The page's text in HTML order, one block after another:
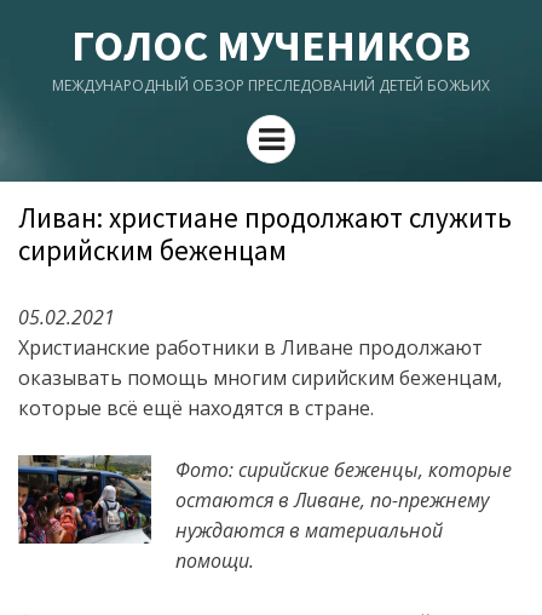
ГОЛОС МУЧЕНИКОВ
МЕЖДУНАРОДНЫЙ ОБЗОР ПРЕСЛЕДОВАНИЙ ДЕТЕЙ БОЖЬИХ
Menu
Ливан: христиане продолжают служить
сирийским беженцам
05.02.2021
Христианские работники в Ливане продолжают
оказывать помощь многим сирийским беженцам,
которые всё ещё находятся в стране.
Фото: сирийские беженцы, которые
остаются в Ливане, по-прежнему
нуждаются в материальной
помощи.